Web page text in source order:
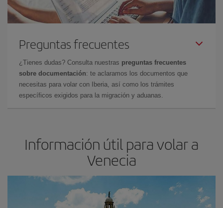
Preguntas frecuentes
¿Tienes dudas? Consulta nuestras preguntas frecuentes
sobre documentación: te aclaramos los documentos que
necesitas para volar con Iberia, así como los trámites
específicos exigidos para la migración y aduanas.
Información útil para volar a
Venecia